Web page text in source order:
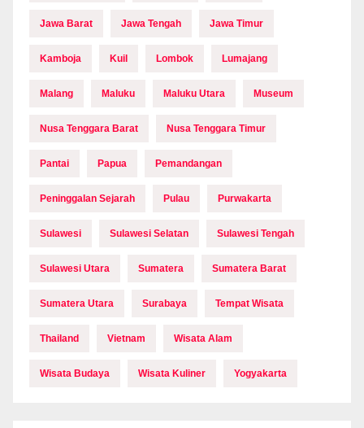
Jawa Barat Jawa Tengah Jawa Timur
Kamboja Kuil Lombok Lumajang
Malang Maluku Maluku Utara Museum
Nusa Tenggara Barat Nusa Tenggara Timur
Pantai Papua Pemandangan
Peninggalan Sejarah Pulau Purwakarta
Sulawesi Sulawesi Selatan Sulawesi Tengah
Sulawesi Utara Sumatera Sumatera Barat
Sumatera Utara Surabaya Tempat Wisata
Thailand Vietnam Wisata Alam
Wisata Budaya Wisata Kuliner Yogyakarta